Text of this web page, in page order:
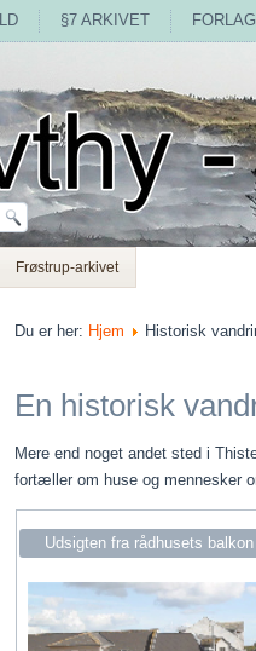
§7 ARKIVET
Frøstrup-arkivet
Du er her: Hjem Historisk
En historisk
Mere end noget andet sted i
fortæller om huse og mennesker
Udsigten fra rådhusets balkon